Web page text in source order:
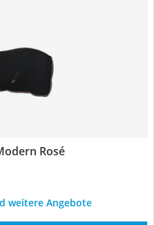
Rosé
weitere Angebote